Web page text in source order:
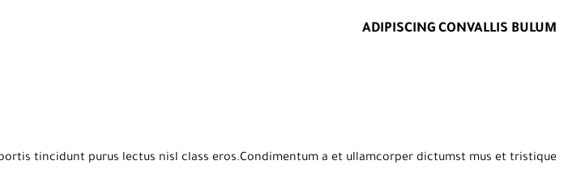
ADIPISCING CONVALLIS BULUM
tincidunt purus lectus nisl class eros.Condimentum a et ullamcorper dictumst mus et tristique